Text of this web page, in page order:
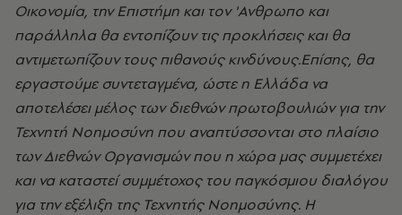
Οικονομία, την Επιστήμη και τον 'Ανθρωπο και
παράλληλα θα εντοπίζουν τις προκλήσεις και θα
αντιμετωπίζουν τους πιθανούς κινδύνους.Επίσης, θα
εργαστούμε συντεταγμένα, ώστε η Ελλάδα να
αποτελέσει μέλος των διεθνών πρωτοβουλιών για την
Τεχνητή Νοημοσύνη που αναπτύσσονται στο πλαίσιο
των Διεθνών Οργανισμών που η χώρα μας συμμετέχει
και να καταστεί συμμέτοχος του παγκόσμιου διαλόγου
για την εξέλιξη της Τεχνητής Νοημοσύνης. Η